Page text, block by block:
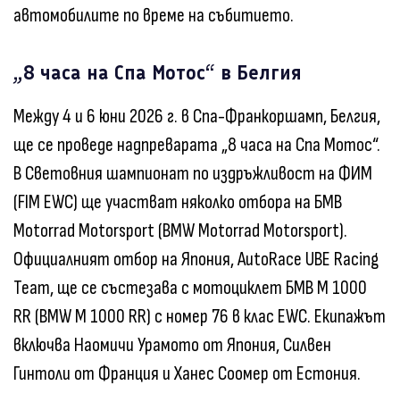
автомобилите по време на събитието.
„8 часа на Спа Мотос“ в Белгия
Между 4 и 6 юни 2026 г. в Спа-Франкоршамп, Белгия,
ще се проведе надпреварата „8 часа на Спа Мотос“.
В Световния шампионат по издръжливост на ФИМ
(FIM EWC) ще участват няколко отбора на БМВ
Motorrad Motorsport (BMW Motorrad Motorsport).
Официалният отбор на Япония, AutoRace UBE Racing
Team, ще се състезава с мотоциклет БМВ M 1000
RR (BMW M 1000 RR) с номер 76 в клас EWC. Екипажът
включва Наомичи Урамото от Япония, Силвен
Гинтоли от Франция и Ханес Соомер от Естония.